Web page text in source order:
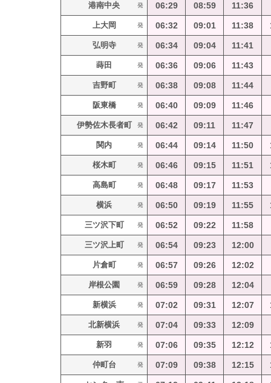
港南中央 発 06:29 08:59 11:36
上大岡 発 06:32 09:01 11:38
弘明寺 発 06:34 09:04 11:41
蒔田 発 06:36 09:06 11:43
吉野町 発 06:38 09:08 11:44
阪東橋 発 06:40 09:09 11:46
伊勢佐木長者町 発 06:42 09:11 11:47
関内 発 06:44 09:14 11:50
桜木町 発 06:46 09:15 11:51
高島町 発 06:48 09:17 11:53
横浜 発 06:50 09:19 11:55
三ツ沢下町 発 06:52 09:22 11:58
三ツ沢上町 発 06:54 09:23 12:00
片倉町 発 06:57 09:26 12:02
岸根公園 発 06:59 09:28 12:04
新横浜 発 07:02 09:31 12:07
北新横浜 発 07:04 09:33 12:09
新羽 発 07:06 09:35 12:12
仲町台 発 07:09 09:38 12:15